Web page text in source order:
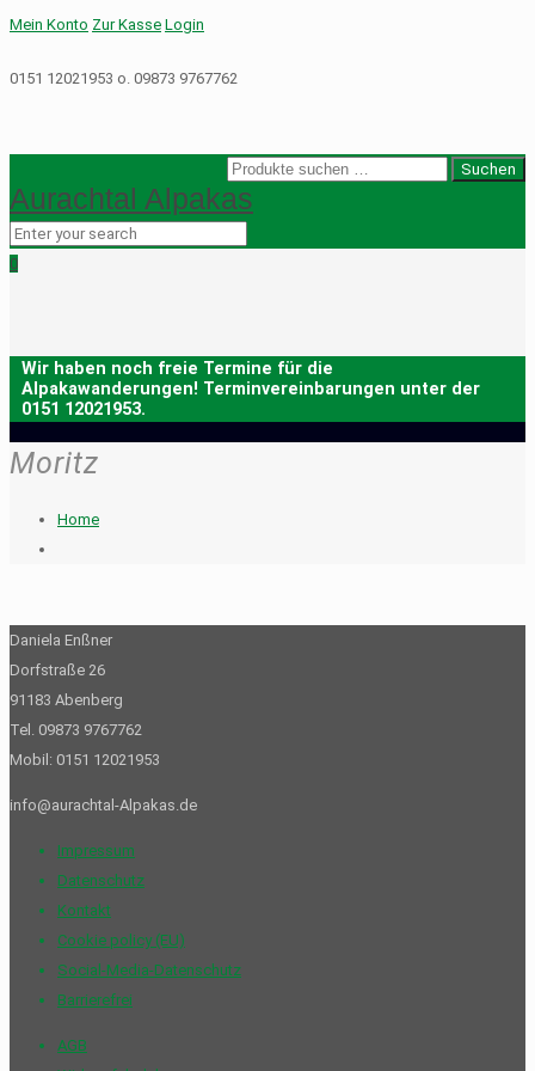
Mein Konto Zur Kasse Login
0151 12021953 o. 09873 9767762
Suche
nach:
Suchen
Aurachtal Alpakas
0
Moritz
Home
Daniela Enßner
Dorfstraße 26
91183 Abenberg
Tel. 09873 9767762
Mobil: 0151 12021953
info@aurachtal-Alpakas.de
Impressum
Datenschutz
Kontakt
Cookie policy (EU)
Social-Media-Datenschutz
Barrierefrei
AGB